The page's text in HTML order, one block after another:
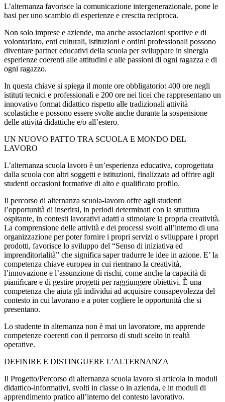
L’alternanza favorisce la comunicazione intergenerazionale, pone le
basi per uno scambio di esperienze e crescita reciproca.
Non solo imprese e aziende, ma anche associazioni sportive e di
volontariato, enti culturali, istituzioni e ordini professionali possono
diventare partner educativi della scuola per sviluppare in sinergia
esperienze coerenti alle attitudini e alle passioni di ogni ragazza e di
ogni ragazzo.
In questa chiave si spiega il monte ore obbligatorio: 400 ore negli
istituti tecnici e professionali e 200 ore nei licei che rappresentano un
innovativo format didattico rispetto alle tradizionali attività
scolastiche e possono essere svolte anche durante la sospensione
delle attività didattiche e/o all’estero.
UN NUOVO PATTO TRA SCUOLA E MONDO DEL
LAVORO
L’alternanza scuola lavoro è un’esperienza educativa, coprogettata
dalla scuola con altri soggetti e istituzioni, finalizzata ad offrire agli
studenti occasioni formative di alto e qualificato profilo.
Il percorso di alternanza scuola-lavoro offre agli studenti
l’opportunità di inserirsi, in periodi determinati con la struttura
ospitante, in contesti lavorativi adatti a stimolare la propria creatività.
La comprensione delle attività e dei processi svolti all’interno di una
organizzazione per poter fornire i propri servizi o sviluppare i propri
prodotti, favorisce lo sviluppo del “Senso di iniziativa ed
imprenditorialità” che significa saper tradurre le idee in azione. E’ la
competenza chiave europea in cui rientrano la creatività,
l’innovazione e l’assunzione di rischi, come anche la capacità di
pianiﬁcare e di gestire progetti per raggiungere obiettivi. È una
competenza che aiuta gli individui ad acquisire consapevolezza del
contesto in cui lavorano e a poter cogliere le opportunità che si
presentano.
Lo studente in alternanza non è mai un lavoratore, ma apprende
competenze coerenti con il percorso di studi scelto in realtà
operative.
DEFINIRE E DISTINGUERE L’ALTERNANZA
Il Progetto/Percorso di alternanza scuola lavoro si articola in moduli
didattico-informativi, svolti in classe o in azienda, e in moduli di
apprendimento pratico all’interno del contesto lavorativo.